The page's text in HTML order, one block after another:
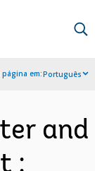
página em:Português
and
: